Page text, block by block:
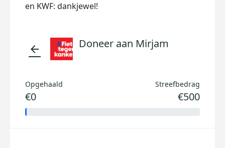
en KWF: dankjewel!
arrow_back Doneer aan Mirjam
Opgehaald
€0
Streefbedrag
€500